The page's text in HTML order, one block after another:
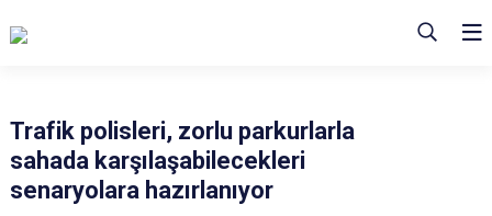
Trafik polisleri, zorlu parkurlarla
sahada karşılaşabilecekleri
senaryolara hazırlanıyor